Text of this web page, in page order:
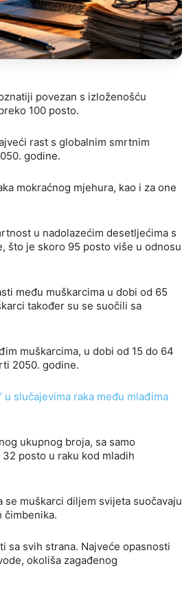
povezan s izloženošću
100 posto.
rast s globalnim smrtnim
godine.
mokraćnog mjehura, kao i za one
u nadolazećim desetljećima s
što je skoro 95 posto više u odnosu
među muškarcima u dobi od 65
također su se suočili sa
muškarcima, u dobi od 15 do 64
2050. godine.
u slučajevima raka među mlađima
ukupnog broja, sa samo
posto u raku kod mladih
se muškarci diljem svijeta suočavaju
čimbenika.
sa svih strana. Najveće opasnosti
okoliša zagađenog